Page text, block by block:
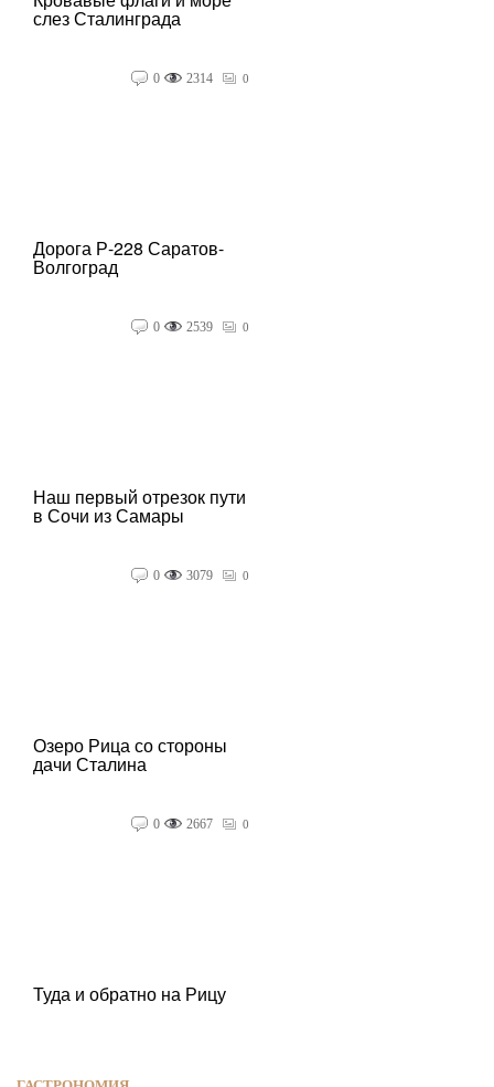
слез Сталинграда
Дорога Р-228 Саратов-
Волгоград
0 2314 0
Наш первый отрезок пути
в Сочи из Самары
0 2539 0
Озеро Рица со стороны
дачи Сталина
0 3079 0
Туда и обратно на Рицу
0 2667 0